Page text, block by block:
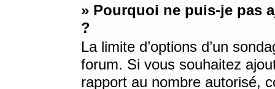
» Pourquoi ne puis-je pas
?
La limite d’options d’un
forum. Si vous souhaitez
rapport au nombre autorisé,